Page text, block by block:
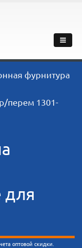
фурнитура
перем 1301-
для
оптовой скидки.